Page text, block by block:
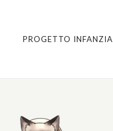
PROGETTO INFANZIA